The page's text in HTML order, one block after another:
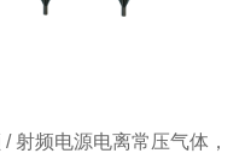
射频电源电离常压气体，